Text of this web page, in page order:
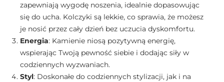
zapewniają wygodę noszenia, idealnie dopasowując
się do ucha. Kolczyki są lekkie, co sprawia, że możesz
je nosić przez cały dzień bez uczucia dyskomfortu.
Energia: Kamienie niosą pozytywną energię,
wspierając Twoją pewność siebie i dodając siły w
codziennych wyzwaniach.
Styl: Doskonałe do codziennych stylizacji, jak i na